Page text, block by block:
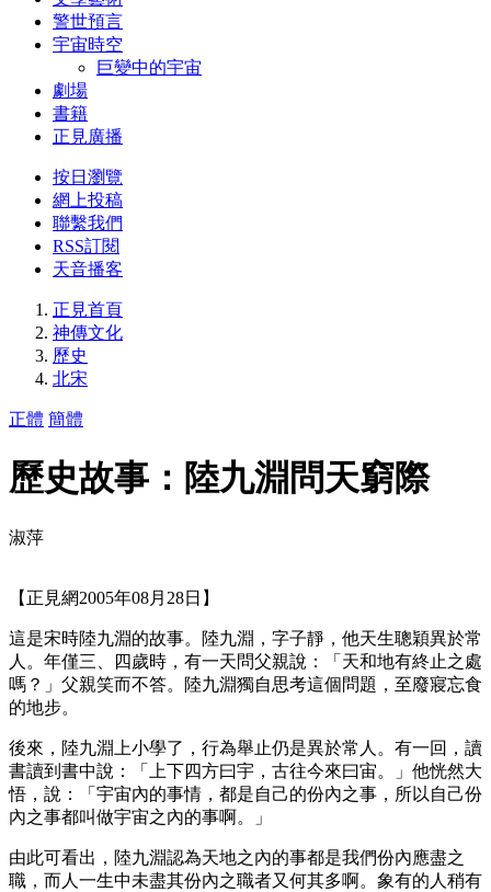
警世預言
宇宙時空
巨變中的宇宙
劇場
書籍
正見廣播
按日瀏覽
網上投稿
聯繫我們
RSS訂閱
天音播客
正見首頁
神傳文化
歷史
北宋
正體 簡體
歷史故事：陸九淵問天窮際
淑萍
【正見網2005年08月28日】
這是宋時陸九淵的故事。陸九淵，字子靜，他天生聰穎異於常
人。年僅三、四歲時，有一天問父親說：「天和地有終止之處
嗎？」父親笑而不答。陸九淵獨自思考這個問題，至廢寢忘食
的地步。
後來，陸九淵上小學了，行為舉止仍是異於常人。有一回，讀
書讀到書中說：「上下四方曰宇，古往今來曰宙。」他恍然大
悟，說：「宇宙內的事情，都是自己的份內之事，所以自己份
內之事都叫做宇宙之內的事啊。」
由此可看出，陸九淵認為天地之內的事都是我們份內應盡之
職，而人一生中未盡其份內之職者又何其多啊。象有的人稍有